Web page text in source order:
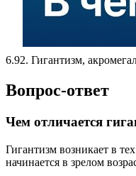
6.92. Гигантизм,
Вопрос-ответ
Чем отличается
Гигантизм возникает в
начинается в зрелом